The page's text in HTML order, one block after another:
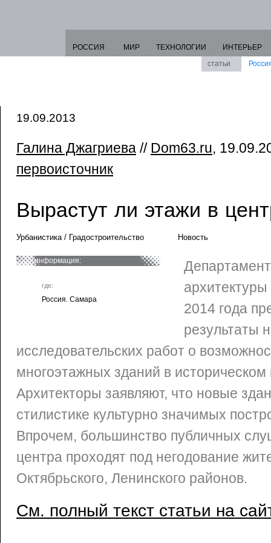
РОССИЯ МИР ТЕХНОЛОГИИ
ИНТЕРЬЕР
статьи
19.09.2013
Галина Джагриева // Dom63.ru,
первоисточник
Вырастут ли этажи в
Урбанистика / Градостроительство Новость
информация:
где:
Россия. Самара
2014 года
результаты
исследовательских работ о
многоэтажных зданий в историческом
Архитекторы заявляют, что новые
стилистике культурно значимых
Впрочем, большинство публичных
центра проходят под негодование
Октябрьского, Ленинского районов.
См. полный текст статьи на